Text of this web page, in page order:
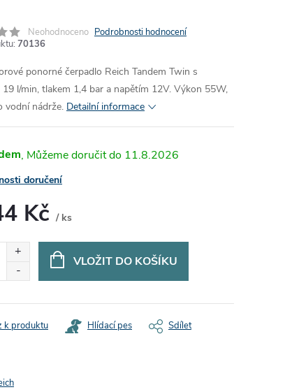
Neohodnoceno Podrobnosti hodnocení
70136
ponorné čerpadlo Reich Tandem Twin s
l/min, tlakem 1,4 bar a napětím 12V. Výkon 55W,
vodní nádrže. Detailní informace
11.8.2026
doručení
Kč / ks
VLOŽIT DO KOŠÍKU
k produktu Hlídací pes Sdílet